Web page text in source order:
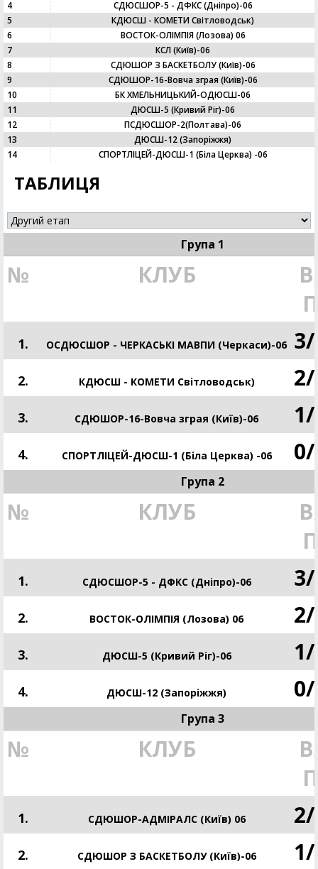
4
СДЮСШОР-5 - ДФКC (Дніпро)-06
5
КДЮСШ - КОМЕТИ Світловодськ)
6
ВОСТОК-ОЛІМПІЯ (Лозова) 06
7
КСЛ (Київ)-06
8
СДЮШОР З БАСКЕТБОЛУ (Київ)-06
9
СДЮШОР-16-Вовча зграя (Київ)-06
10
БК ХМЕЛЬНИЦЬКИЙ-ОДЮСШ-06
11
ДЮСШ-5 (Кривий Ріг)-06
12
ПСДЮСШОР-2(Полтава)-06
13
ДЮСШ-12 (Запоріжжя)
14
СПОРТЛІЦЕЙ-ДЮСШ-1 (Біла Церква) -06
ТАБЛИЦЯ
Група 1
№ КЛУБ
П
1. ОСДЮСШОР - ЧЕРКАСЬКІ МАВПИ (Черкаси)-06 3/
2. КДЮСШ - КОМЕТИ Світловодськ) 2/
3. СДЮШОР-16-Вовча зграя (Київ)-06 1/
4. СПОРТЛІЦЕЙ-ДЮСШ-1 (Біла Церква) -06 0/
Група 2
№ КЛУБ
П
1. СДЮСШОР-5 - ДФКC (Дніпро)-06 3/
2. ВОСТОК-ОЛІМПІЯ (Лозова) 06 2/
3. ДЮСШ-5 (Кривий Ріг)-06 1/
4. ДЮСШ-12 (Запоріжжя) 0/
Група 3
№ КЛУБ
П
1. СДЮШОР-АДМІРАЛС (Київ) 06 2/
2. СДЮШОР З БАСКЕТБОЛУ (Київ)-06 1/